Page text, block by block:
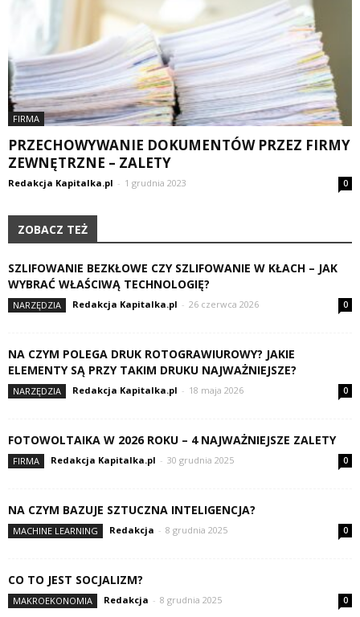
FIRMA
PRZECHOWYWANIE DOKUMENTÓW PRZEZ FIRMY
ZEWNĘTRZNE – ZALETY
Redakcja Kapitalka.pl - 1 grudnia 2023 0
ZOBACZ TEŻ
SZLIFOWANIE BEZKŁOWE CZY SZLIFOWANIE W KŁACH – JAK
WYBRAĆ WŁAŚCIWĄ TECHNOLOGIĘ?
NARZĘDZIA Redakcja Kapitalka.pl - 26 czerwca 2026 0
NA CZYM POLEGA DRUK ROTOGRAWIUROWY? JAKIE
ELEMENTY SĄ PRZY TAKIM DRUKU NAJWAŻNIEJSZE?
NARZĘDZIA Redakcja Kapitalka.pl - 18 maja 2026 0
FOTOWOLTAIKA W 2026 ROKU – 4 NAJWAŻNIEJSZE ZALETY
FIRMA Redakcja Kapitalka.pl - 30 grudnia 2025 0
NA CZYM BAZUJE SZTUCZNA INTELIGENCJA?
MACHINE LEARNING Redakcja - 8 grudnia 2025 0
CO TO JEST SOCJALIZM?
MAKROEKONOMIA Redakcja - 8 grudnia 2025 0